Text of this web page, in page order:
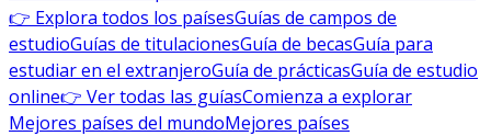
👉 Explora todos los paísesGuías de campos de
estudioGuías de titulacionesGuía de becasGuía para
estudiar en el extranjeroGuía de prácticasGuía de estudio
online👉 Ver todas las guíasComienza a explorar
Mejores países del mundoMejores países